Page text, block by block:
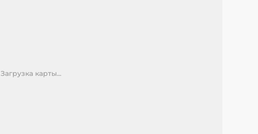
Загрузка карты...